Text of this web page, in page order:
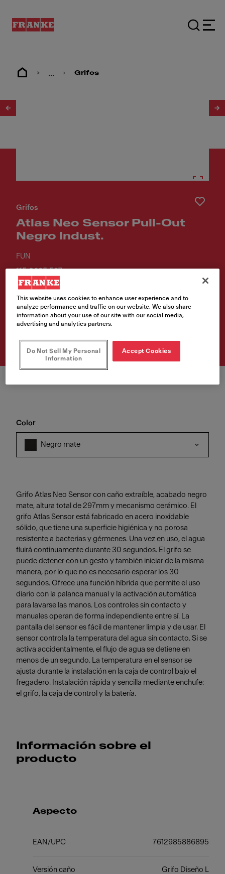
... Grifos
Grifos
Atlas Neo Sensor Pull-Out
Negro Indust.
FUN
115.0625.527
Comprar producto
Color
Negro mate
Grifo Atlas Neo Sensor con caño extraíble, acabado negro
mate, altura total de 297mm y mecanismo cerámico. El
grifo Atlas Sensor está fabricado en acero inoxidable
sólido, que tiene una superficie higiénica y no porosa
resistente a bacterias y gérmenes. Una vez en uso, el agua
fluirá continuamente durante 30 segundos. El grifo se
puede detener con un gesto y también iniciar de la misma
manera, por lo que no es necesario esperar los 30
segundos. Ofrece una función híbrida que permite el uso
diario con la palanca manual y la activación automática
para lavarse las manos. Los controles sin contacto y
manuales operan de forma independiente entre sí. La
pantalla del sensor es fácil de mantener limpia y de usar. El
sensor controla la temperatura del agua sin contacto. Si se
activa accidentalmente, el flujo de agua se detiene en
menos de un segundo. La temperatura en el sensor se
ajusta durante la instalación en la caja de control bajo el
fregadero. Instalación rápida y sencilla mediante enchufe:
el grifo, la caja de control y la batería.
Información sobre el
producto
Aspecto
EAN/UPC 7612985886895
Versión caño Grifo Diseño L
This website uses cookies to enhance user experience and to
analyze performance and traffic on our website. We also share
information about your use of our site with our social media,
advertising and analytics partners.
Do Not Sell My Personal
Information
Accept Cookies